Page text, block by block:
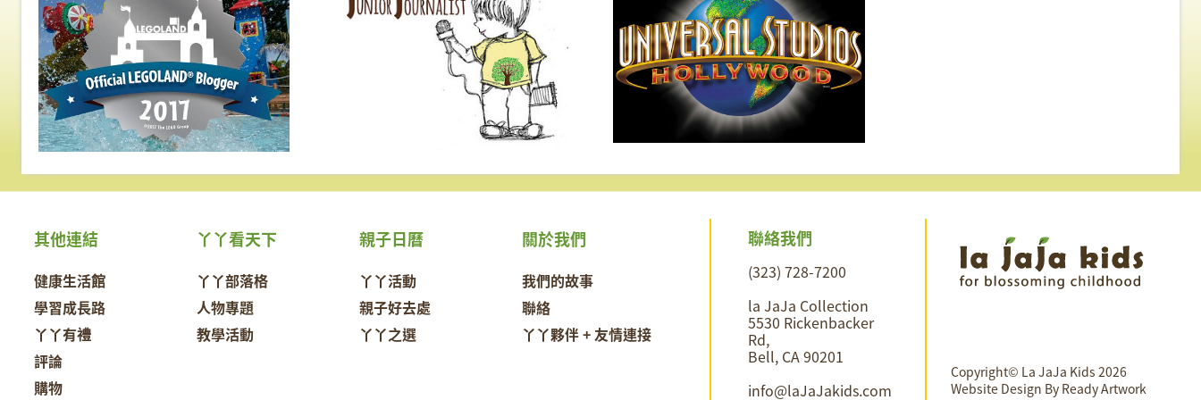
其他連結
健康生活館
學習成長路
丫丫有禮
評論
購物
丫丫看天下
丫丫部落格
人物專題
教學活動
關於我們
我們的故事
聯絡
丫丫夥伴 + 友情連接
親子日曆
丫丫活動
親子好去處
丫丫之選
聯絡我們
(323) 728-7200
la JaJa Collection
5530 Rickenbacker
Rd,
Bell, CA 90201
info@laJaJakids.com
Copyright© La JaJa Kids 2026
Website Design By Ready Artwork